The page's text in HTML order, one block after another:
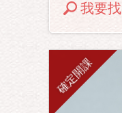
我要找
確定開課